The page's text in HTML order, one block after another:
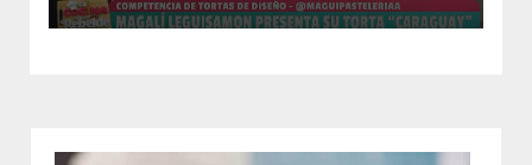
ganó la competencia